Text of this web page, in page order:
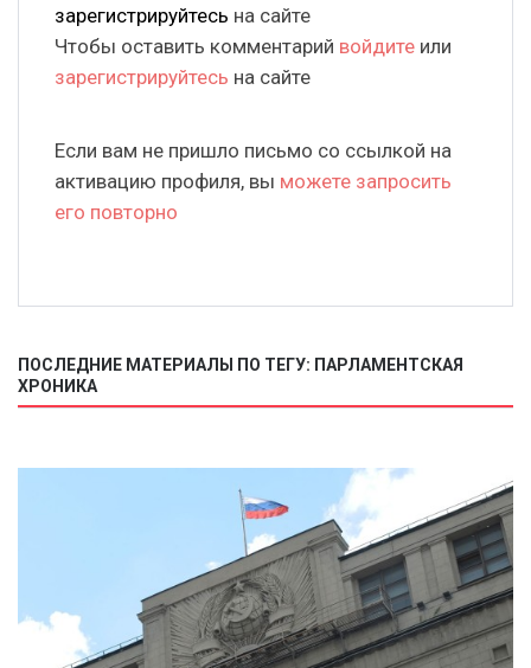
зарегистрируйтесь на сайте
Чтобы оставить комментарий войдите или
зарегистрируйтесь на сайте
Если вам не пришло письмо со ссылкой на
активацию профиля, вы можете запросить
его повторно
ПОСЛЕДНИЕ МАТЕРИАЛЫ ПО ТЕГУ: ПАРЛАМЕНТСКАЯ
ХРОНИКА